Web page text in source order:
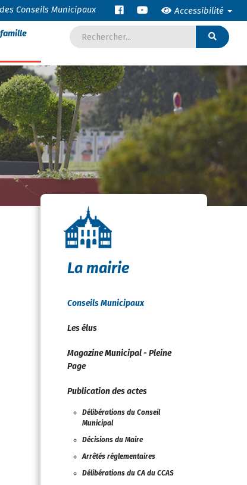
Conseils Municipaux Accessibilité
La mairie
Conseils Municipaux
Les élus
Magazine Municipal - Pleine
Page
Publication des actes
Délibérations du Conseil
Municipal
Décisions du Maire
Arrêtés réglementaires
Délibérations du CA du CCAS